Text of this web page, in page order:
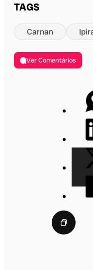
TAGS
Carnan
Ver Comentários